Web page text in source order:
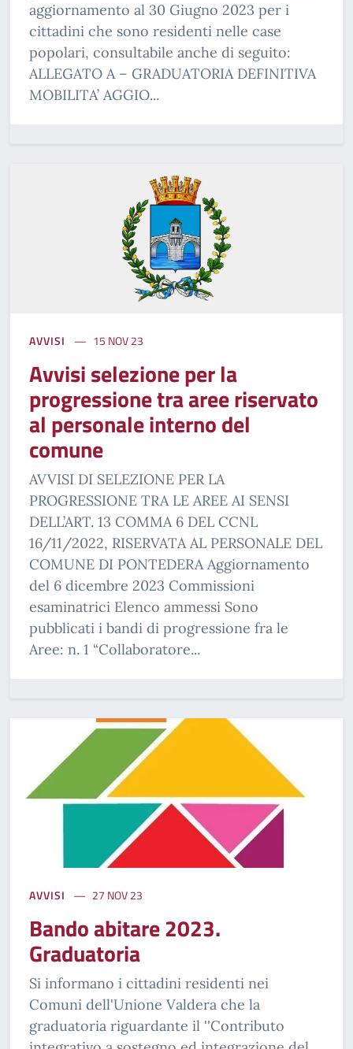
aggiornamento al 30 Giugno 2023 per i
cittadini che sono residenti nelle case
popolari, consultabile anche di seguito:
ALLEGATO A – GRADUATORIA DEFINITIVA
MOBILITA’ AGGIO...
AVVISI 15 NOV 23
Avvisi selezione per la
progressione tra aree riservato
al personale interno del
comune
AVVISI DI SELEZIONE PER LA
PROGRESSIONE TRA LE AREE AI SENSI
DELL’ART. 13 COMMA 6 DEL CCNL
16/11/2022, RISERVATA AL PERSONALE DEL
COMUNE DI PONTEDERA Aggiornamento
del 6 dicembre 2023 Commissioni
esaminatrici Elenco ammessi Sono
pubblicati i bandi di progressione fra le
Aree: n. 1 “Collaboratore...
AVVISI 27 NOV 23
Bando abitare 2023.
Graduatoria
Si informano i cittadini residenti nei
Comuni dell'Unione Valdera che la
graduatoria riguardante il ''Contributo